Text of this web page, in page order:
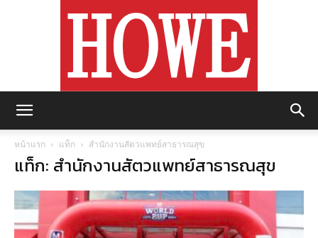
หน้าแรก แท็ก สำนักงานสัตวแพทย์สาธารณสุข
แท็ก: สำนักงานสัตวแพทย์สาธารณสุข